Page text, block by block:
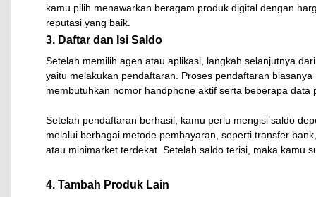
3. Daftar dan Isi Saldo
kamu pilih menawarkan beragam produk digital dengan
reputasi yang baik.
4. Tambah Produk Lain
Setelah memilih agen atau aplikasi, langkah selanjutnya
yaitu melakukan pendaftaran. Proses pendaftaran
membutuhkan nomor handphone aktif serta beberapa data
Setelah pendaftaran berhasil, kamu perlu mengisi saldo
melalui berbagai metode pembayaran, seperti transfer
atau minimarket terdekat. Setelah saldo terisi, maka kamu